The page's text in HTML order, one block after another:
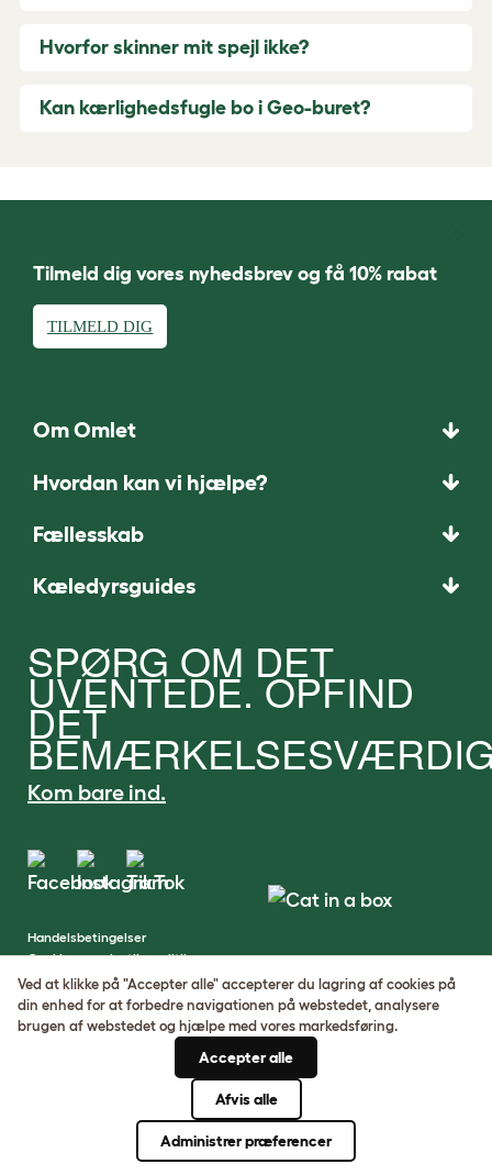
Hvorfor skinner mit spejl ikke?
Kan kærlighedsfugle bo i Geo-buret?
Tilmeld dig vores nyhedsbrev og få 10% rabat
TILMELD DIG
Om Omlet
Hvordan kan vi hjælpe?
Fællesskab
Kæledyrsguides
SPØRG OM DET
UVENTEDE. OPFIND
DET
Kom bare ind.
Handelsbetingelser
Cookie- og privatlivspolitik
Cookie Settings
Sitemap
Virksomhedens registreringsnummer:
Ved at klikke på "Accepter alle" accepterer du lagring af cookies på
din enhed for at forbedre navigationen på webstedet, analysere
brugen af ​​webstedet og hjælpe med vores markedsføring.
Accepter alle
Afvis alle
Administrer præferencer